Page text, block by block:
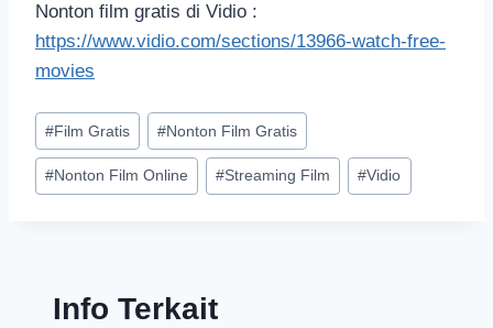
Nonton film gratis di Vidio :
https://www.vidio.com/sections/13966-watch-free-
movies
#Film Gratis #Nonton Film Gratis
#Nonton Film Online #Streaming Film #Vidio
Info Terkait